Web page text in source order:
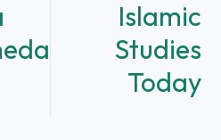
Islamic
Studies
Today